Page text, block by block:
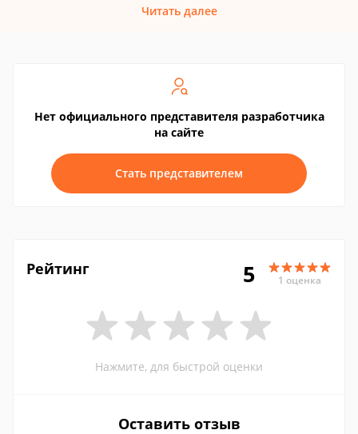
Читать далее
Нет официального представителя разработчика
на сайте
Стать представителем
Рейтинг 5 1 оценка
Нажмите, для быстрой оценки
Оставить отзыв